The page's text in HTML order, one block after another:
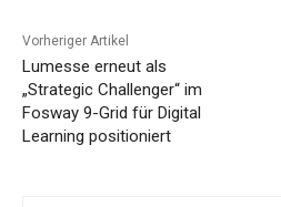
Vorheriger Artikel
Lumesse erneut als
„Strategic Challenger“ im
Fosway 9-Grid für Digital
Learning positioniert